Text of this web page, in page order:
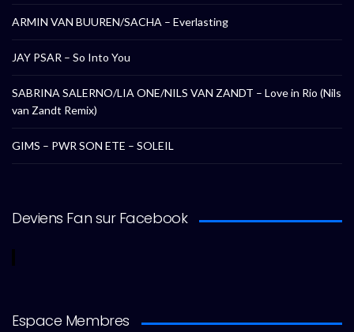
ARMIN VAN BUUREN/SACHA – Everlasting
JAY PSAR – So Into You
SABRINA SALERNO/LIA ONE/NILS VAN ZANDT – Love in Rio (Nils
van Zandt Remix)
GIMS – PWR SON ETE – SOLEIL
Deviens Fan sur Facebook
Espace Membres